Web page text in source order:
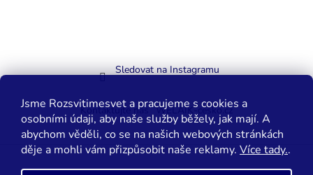
Jsme Rozsvitimesvet a pracujeme s cookies a
osobními údaji, aby naše služby běžely, jak mají. A
abychom věděli, co se na našich webových stránkách
děje a mohli vám přizpůsobit naše reklamy. Více tady..
Sledovat na Instagramu
Kontaktujte nás WELAIK-cesko.cz